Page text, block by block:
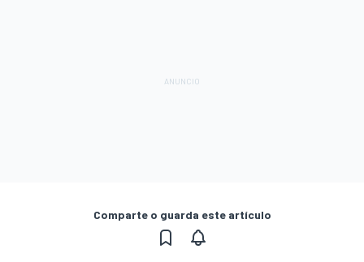
Comparte o guarda este artículo